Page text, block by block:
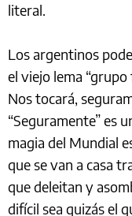
literal.
Los argentinos
el viejo lema
Nos tocará,
“Seguramente” es
magia del Mundial
que se van a casa
que deleitan y
difícil sea quizás el